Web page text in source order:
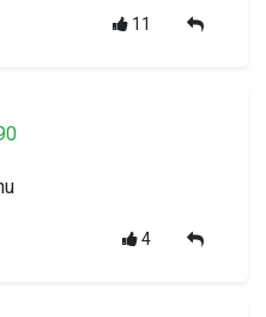
11
4